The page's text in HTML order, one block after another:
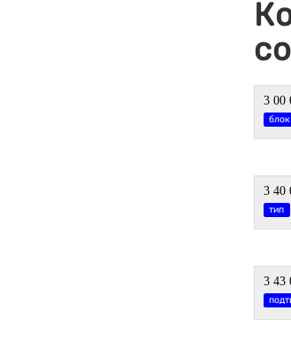
3 00
блок
3 40
тип
3 43